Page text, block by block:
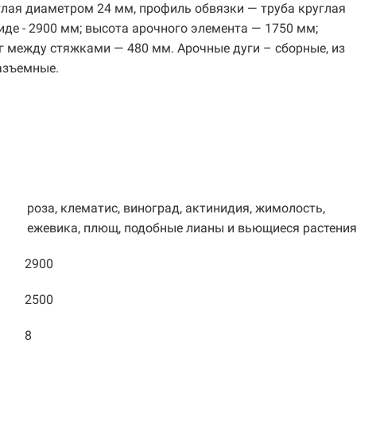
диаметром 24 мм, профиль обвязки — труба круглая
- 2900 мм; высота арочного элемента — 1750 мм;
стяжками — 480 мм. Арочные дуги – сборные, из
роза, клематис, виноград, актинидия, жимолость,
ежевика, плющ, подобные лианы и вьющиеся растения
2900
2500
8